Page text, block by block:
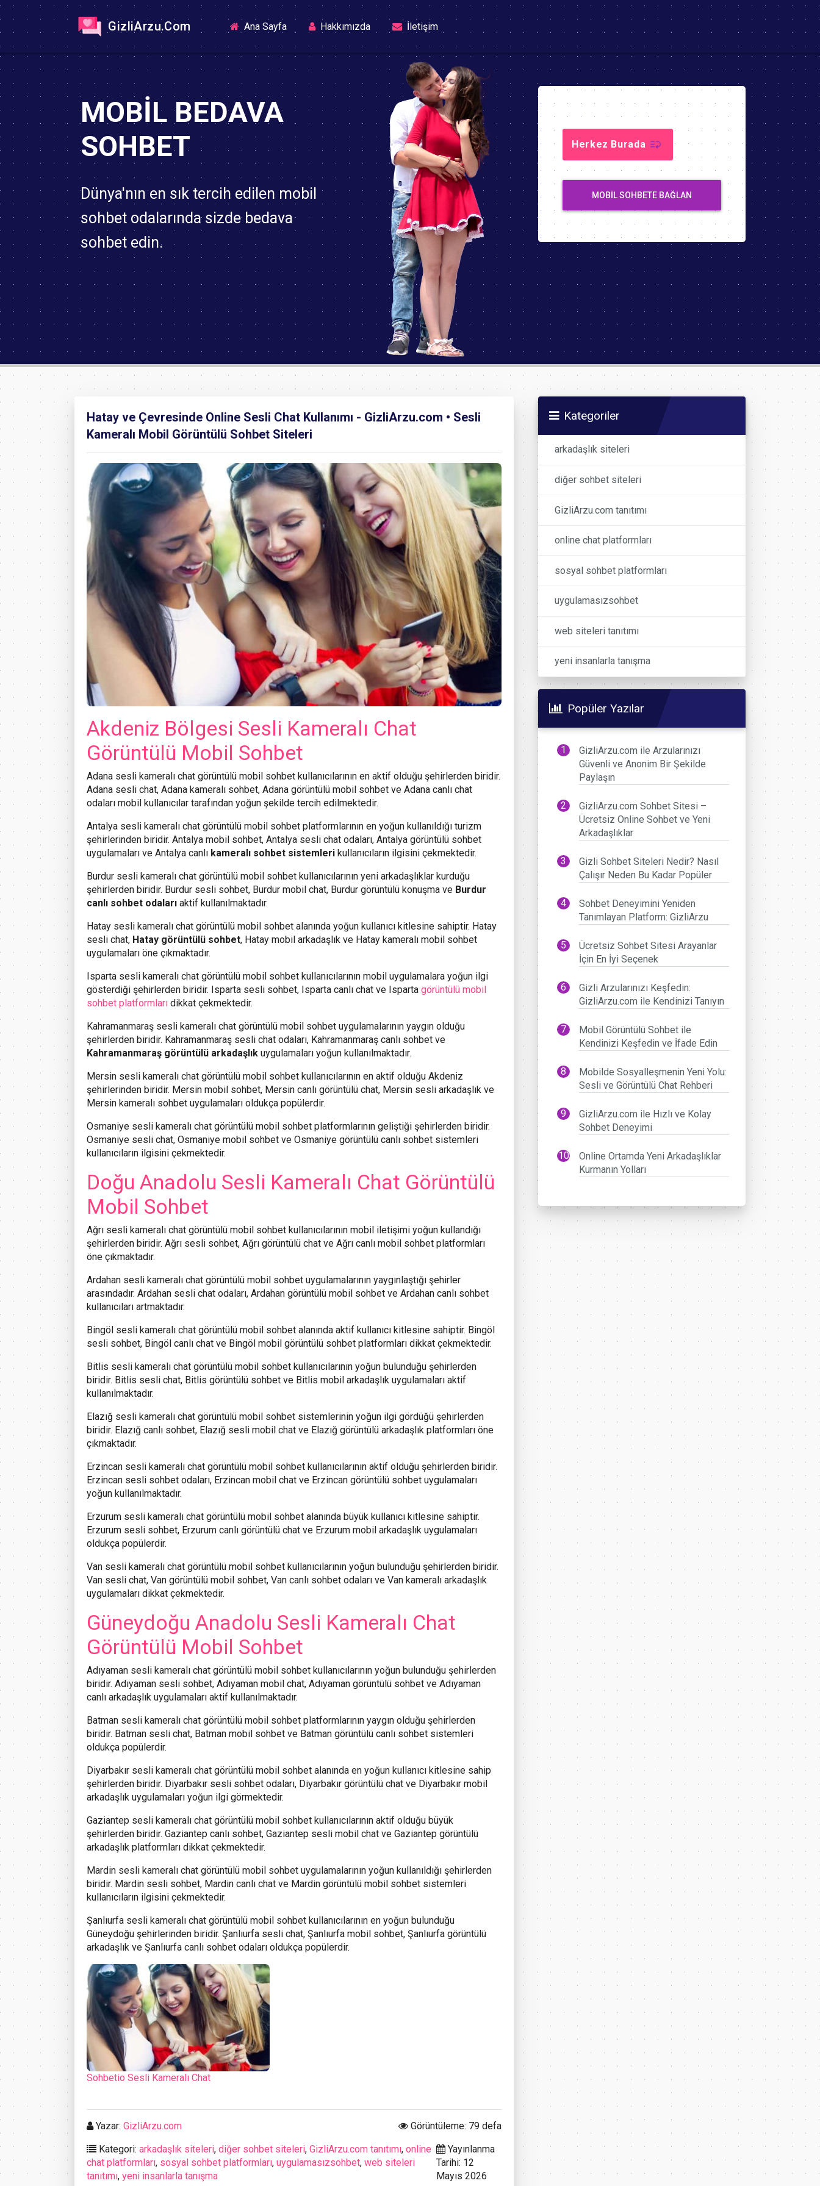
GizliArzu.Com Ana Sayfa(current)Hakkımızda İletişim
MOBIL BEDAVA
SOHBET
Dünya'nın en sık tercih edilen mobil
sohbet odalarında sizde bedava
sohbet edin.
Herkez Burada
MOBIL SOHBETE BAĞLAN
Hatay ve Çevresinde Online Sesli Chat Kullanımı - GizliArzu.com • Sesli
Kameralı Mobil Görüntülü Sohbet Siteleri
Akdeniz Bölgesi Sesli Kameralı Chat
Görüntülü Mobil Sohbet
Adana sesli kameralı chat görüntülü mobil sohbet kullanıcılarının en aktif olduğu şehirlerden biridir.
Adana sesli chat, Adana kameralı sohbet, Adana görüntülü mobil sohbet ve Adana canlı chat
odaları mobil kullanıcılar tarafından yoğun şekilde tercih edilmektedir.
Antalya sesli kameralı chat görüntülü mobil sohbet platformlarının en yoğun kullanıldığı turizm
şehirlerinden biridir. Antalya mobil sohbet, Antalya sesli chat odaları, Antalya görüntülü sohbet
uygulamaları ve Antalya canlı kameralı sohbet sistemleri kullanıcıların ilgisini çekmektedir.
Burdur sesli kameralı chat görüntülü mobil sohbet kullanıcılarının yeni arkadaşlıklar kurduğu
şehirlerden biridir. Burdur sesli sohbet, Burdur mobil chat, Burdur görüntülü konuşma ve Burdur
canlı sohbet odaları aktif kullanılmaktadır.
Hatay sesli kameralı chat görüntülü mobil sohbet alanında yoğun kullanıcı kitlesine sahiptir. Hatay
sesli chat, Hatay görüntülü sohbet, Hatay mobil arkadaşlık ve Hatay kameralı mobil sohbet
uygulamaları öne çıkmaktadır.
Isparta sesli kameralı chat görüntülü mobil sohbet kullanıcılarının mobil uygulamalara yoğun ilgi
gösterdiği şehirlerden biridir. Isparta sesli sohbet, Isparta canlı chat ve Isparta görüntülü mobil
sohbet platformları dikkat çekmektedir.
Kahramanmaraş sesli kameralı chat görüntülü mobil sohbet uygulamalarının yaygın olduğu
şehirlerden biridir. Kahramanmaraş sesli chat odaları, Kahramanmaraş canlı sohbet ve
Kahramanmaraş görüntülü arkadaşlık uygulamaları yoğun kullanılmaktadır.
Mersin sesli kameralı chat görüntülü mobil sohbet kullanıcılarının en aktif olduğu Akdeniz
şehirlerinden biridir. Mersin mobil sohbet, Mersin canlı görüntülü chat, Mersin sesli arkadaşlık ve
Mersin kameralı sohbet uygulamaları oldukça popülerdir.
Osmaniye sesli kameralı chat görüntülü mobil sohbet platformlarının geliştiği şehirlerden biridir.
Osmaniye sesli chat, Osmaniye mobil sohbet ve Osmaniye görüntülü canlı sohbet sistemleri
kullanıcıların ilgisini çekmektedir.
Doğu Anadolu Sesli Kameralı Chat Görüntülü
Mobil Sohbet
Ağrı sesli kameralı chat görüntülü mobil sohbet kullanıcılarının mobil iletişimi yoğun kullandığı
şehirlerden biridir. Ağrı sesli sohbet, Ağrı görüntülü chat ve Ağrı canlı mobil sohbet platformları
öne çıkmaktadır.
Ardahan sesli kameralı chat görüntülü mobil sohbet uygulamalarının yaygınlaştığı şehirler
arasındadır. Ardahan sesli chat odaları, Ardahan görüntülü mobil sohbet ve Ardahan canlı sohbet
kullanıcıları artmaktadır.
Bingöl sesli kameralı chat görüntülü mobil sohbet alanında aktif kullanıcı kitlesine sahiptir. Bingöl
sesli sohbet, Bingöl canlı chat ve Bingöl mobil görüntülü sohbet platformları dikkat çekmektedir.
Bitlis sesli kameralı chat görüntülü mobil sohbet kullanıcılarının yoğun bulunduğu şehirlerden
biridir. Bitlis sesli chat, Bitlis görüntülü sohbet ve Bitlis mobil arkadaşlık uygulamaları aktif
kullanılmaktadır.
Elazığ sesli kameralı chat görüntülü mobil sohbet sistemlerinin yoğun ilgi gördüğü şehirlerden
biridir. Elazığ canlı sohbet, Elazığ sesli mobil chat ve Elazığ görüntülü arkadaşlık platformları öne
çıkmaktadır.
Erzincan sesli kameralı chat görüntülü mobil sohbet kullanıcılarının aktif olduğu şehirlerden biridir.
Erzincan sesli sohbet odaları, Erzincan mobil chat ve Erzincan görüntülü sohbet uygulamaları
yoğun kullanılmaktadır.
Erzurum sesli kameralı chat görüntülü mobil sohbet alanında büyük kullanıcı kitlesine sahiptir.
Erzurum sesli sohbet, Erzurum canlı görüntülü chat ve Erzurum mobil arkadaşlık uygulamaları
oldukça popülerdir.
Van sesli kameralı chat görüntülü mobil sohbet kullanıcılarının yoğun bulunduğu şehirlerden biridir.
Van sesli chat, Van görüntülü mobil sohbet, Van canlı sohbet odaları ve Van kameralı arkadaşlık
uygulamaları dikkat çekmektedir.
Güneydoğu Anadolu Sesli Kameralı Chat
Görüntülü Mobil Sohbet
Adıyaman sesli kameralı chat görüntülü mobil sohbet kullanıcılarının yoğun bulunduğu şehirlerden
biridir. Adıyaman sesli sohbet, Adıyaman mobil chat, Adıyaman görüntülü sohbet ve Adıyaman
canlı arkadaşlık uygulamaları aktif kullanılmaktadır.
Batman sesli kameralı chat görüntülü mobil sohbet platformlarının yaygın olduğu şehirlerden
biridir. Batman sesli chat, Batman mobil sohbet ve Batman görüntülü canlı sohbet sistemleri
oldukça popülerdir.
Diyarbakır sesli kameralı chat görüntülü mobil sohbet alanında en yoğun kullanıcı kitlesine sahip
şehirlerden biridir. Diyarbakır sesli sohbet odaları, Diyarbakır görüntülü chat ve Diyarbakır mobil
arkadaşlık uygulamaları yoğun ilgi görmektedir.
Gaziantep sesli kameralı chat görüntülü mobil sohbet kullanıcılarının aktif olduğu büyük
şehirlerden biridir. Gaziantep canlı sohbet, Gaziantep sesli mobil chat ve Gaziantep görüntülü
arkadaşlık platformları dikkat çekmektedir.
Mardin sesli kameralı chat görüntülü mobil sohbet uygulamalarının yoğun kullanıldığı şehirlerden
biridir. Mardin sesli sohbet, Mardin canlı chat ve Mardin görüntülü mobil sohbet sistemleri
kullanıcıların ilgisini çekmektedir.
Şanlıurfa sesli kameralı chat görüntülü mobil sohbet kullanıcılarının en yoğun bulunduğu
Güneydoğu şehirlerinden biridir. Şanlıurfa sesli chat, Şanlıurfa mobil sohbet, Şanlıurfa görüntülü
arkadaşlık ve Şanlıurfa canlı sohbet odaları oldukça popülerdir.
Sohbetio Sesli Kameralı Chat
Yazar: GizliArzu.com
Görüntüleme: 79 defa
Kategori: arkadaşlık siteleri, diğer sohbet siteleri, GizliArzu.com tanıtımı, online
chat platformları, sosyal sohbet platformları, uygulamasızsohbet, web siteleri
tanıtımı, yeni insanlarla tanışma
Yayınlanma
Tarihi: 12
Mayıs 2026
Kategoriler
arkadaşlık siteleri
diğer sohbet siteleri
GizliArzu.com tanıtımı
online chat platformları
sosyal sohbet platformları
uygulamasızsohbet
web siteleri tanıtımı
yeni insanlarla tanışma
Popüler Yazılar
GizliArzu.com ile Arzularınızı
Güvenli ve Anonim Bir Şekilde
Paylaşın
GizliArzu.com Sohbet Sitesi –
Ücretsiz Online Sohbet ve Yeni
Arkadaşlıklar
Gizli Sohbet Siteleri Nedir? Nasıl
Çalışır Neden Bu Kadar Popüler
Sohbet Deneyimini Yeniden
Tanımlayan Platform: GizliArzu
Ücretsiz Sohbet Sitesi Arayanlar
İçin En İyi Seçenek
Gizli Arzularınızı Keşfedin:
GizliArzu.com ile Kendinizi Tanıyın
Mobil Görüntülü Sohbet ile
Kendinizi Keşfedin ve İfade Edin
Mobilde Sosyalleşmenin Yeni Yolu:
Sesli ve Görüntülü Chat Rehberi
GizliArzu.com ile Hızlı ve Kolay
Sohbet Deneyimi
Online Ortamda Yeni Arkadaşlıklar
Kurmanın Yolları